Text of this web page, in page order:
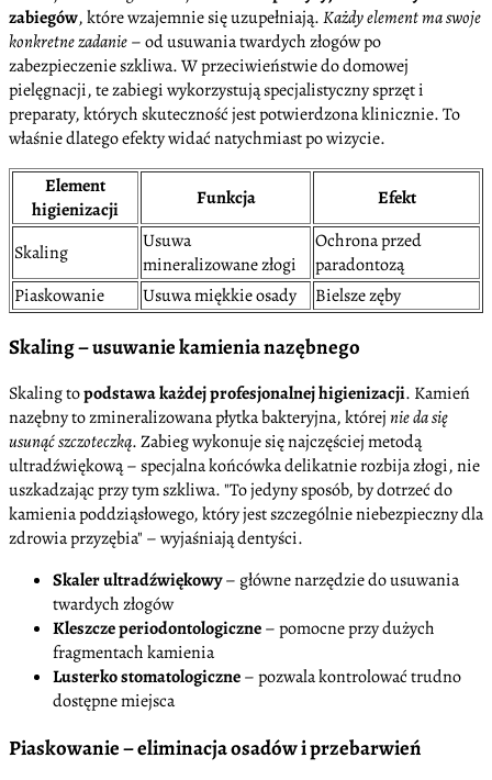
zabiegów, które wzajemnie się uzupełniają.Każdy element ma swoje
konkretne zadanie– od usuwania twardych złogów po
zabezpieczenie szkliwa. W przeciwieństwie do domowej
pielęgnacji, te zabiegi wykorzystują specjalistyczny sprzęt i
preparaty, których skuteczność jest potwierdzona klinicznie. To
właśnie dlatego efekty widać natychmiast po wizycie.
Element
higienizacji
Funkcja Efekt
Skaling
Usuwa
mineralizowane złogi
Ochrona przed
paradontozą
Piaskowanie
Usuwa miękkie osady Bielsze zęby
Skaling – usuwanie kamienia nazębnego
Skaling topodstawa każdej profesjonalnej higienizacji. Kamień
nazębny to zmineralizowana płytka bakteryjna, którejnie da się
usunąć szczoteczką. Zabieg wykonuje się najczęściej metodą
ultradźwiękową – specjalna końcówka delikatnie rozbija złogi, nie
uszkadzając przy tym szkliwa. To jedyny sposób, by dotrzeć do
kamienia poddziąsłowego, który jest szczególnie niebezpieczny dla
zdrowia przyzębia – wyjaśniają dentyści.
Skaler ultradźwiękowy– główne narzędzie do usuwania
twardych złogów
Kleszcze periodontologiczne– pomocne przy dużych
fragmentach kamienia
Lusterko stomatologiczne– pozwala kontrolować trudno
dostępne miejsca
Piaskowanie – eliminacja osadów i przebarwień